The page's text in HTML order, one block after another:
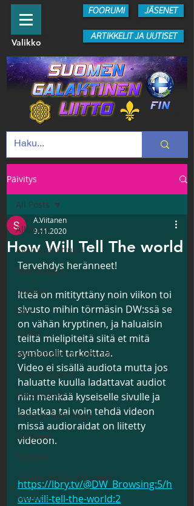
JÄSENET
FOORUMI
Valikko
ARTIKKELIT JA UUTISET
Päivitys
All Posts
Avaruuskulttuuri
Avaruuslajit
Uutiset
Ufot
Videot
Haastattelut ja Luennot
Tilanneraportti
Kokemukset
Tiede ja Teknologia
Todisteet
Historia
Salaisuudet ja Mysteerit
Avaruus
All Posts
How Will Tell The world
A.Viitanen
9.11.2020
Tervehdys heränneet!
Itteä on mitityttäny noin viikon toi
sivusto mihin törmäsin DW:ssä se
on vähän kryptinen, ja haluaisin
teiltä mielipiteitä siitä et mitä
symboolit tarkoittaa.
Video ei sisällä audiota mutta jos
haluatte kuulla ladattavat audiot
niin menkää kyseiselle sivulle ja
ladatkaa tai voin tehdä videon
missä audioraidat on liitetty
videoon.
https://lbry.tv/@DW_Browsing:5/h
ow-will-tell-the-world:2